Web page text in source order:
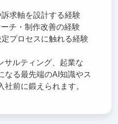
求軸を設計する経験
チ・制作改善の経験
プロセスに触れる経験
サルティング、起業な
なる最先端のAI知識やス
前に鍛えられます。